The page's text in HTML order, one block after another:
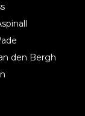
den Bergh